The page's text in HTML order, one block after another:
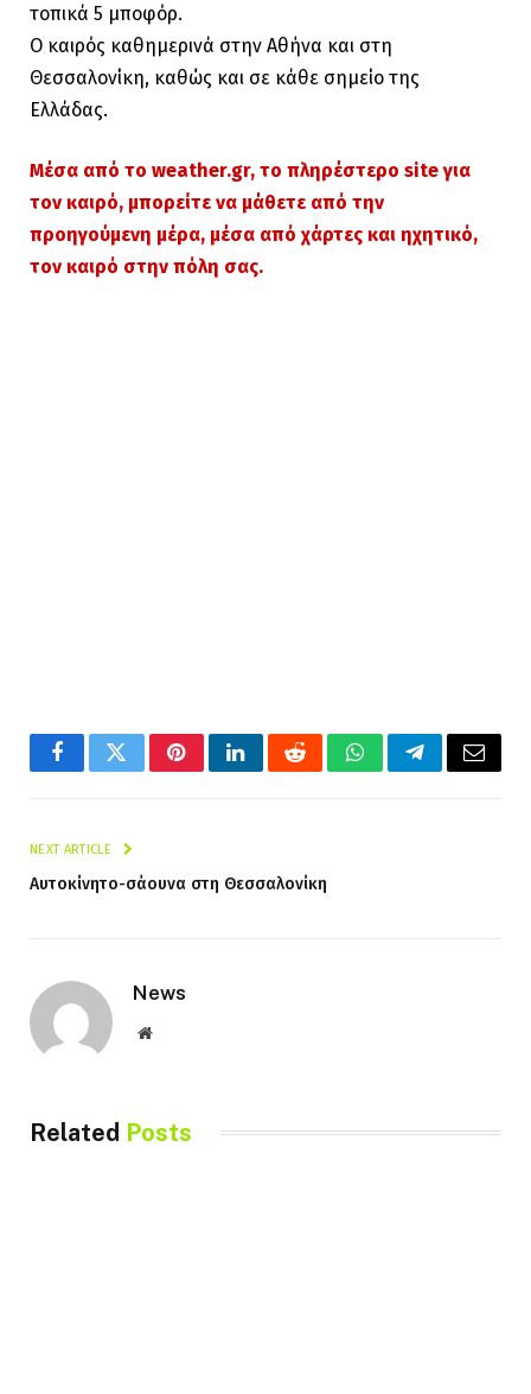
τοπικά 5 μποφόρ.
Ο καιρός καθημερινά στην Αθήνα και στη
Θεσσαλονίκη, καθώς και σε κάθε σημείο της
Ελλάδας.
Μέσα από το weather.gr, το πληρέστερο site για
τον καιρό, μπορείτε να μάθετε από την
προηγούμενη μέρα, μέσα από χάρτες και ηχητικό,
τον καιρό στην πόλη σας.
FacebookTwitterPinterestLinkedInRedditWhatsAppTelegramEmail
NEXT ARTICLE
Αυτοκίνητο-σάουνα στη Θεσσαλονίκη
News
Website
Related Posts